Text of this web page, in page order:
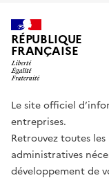
RÉPUBLIQUE
FRANÇAISE
Le site officiel
entreprises.
Retrouvez toutes
administratives nécessaires à la création, à la gestion et au
développement de